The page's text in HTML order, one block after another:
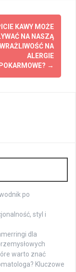
KAWY MOŻE
NA NASZĄ
WRAŻLIWOŚĆ NA
ALERGIE
POKARMOWE? →
po
styl i
dla
warto znać
Kluczowe